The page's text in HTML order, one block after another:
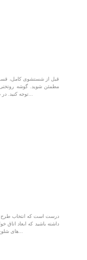
قبل از شستشوی کامل،
مطمئن شوید. گوشه روتختی
درست است که انتخاب طرح
داشته باشید که ابعاد